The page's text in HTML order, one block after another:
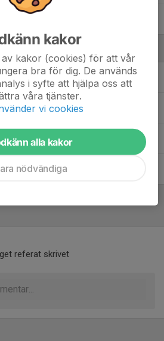
Assisterande Tränare, Fys
Coach
Materialare A-Laget
referat skrivet
kakor
kakor (cookies) för att vår
bra för dig. De används
i syfte att hjälpa oss att
våra tjänster.
vi cookies
alla kakor
nödvändiga